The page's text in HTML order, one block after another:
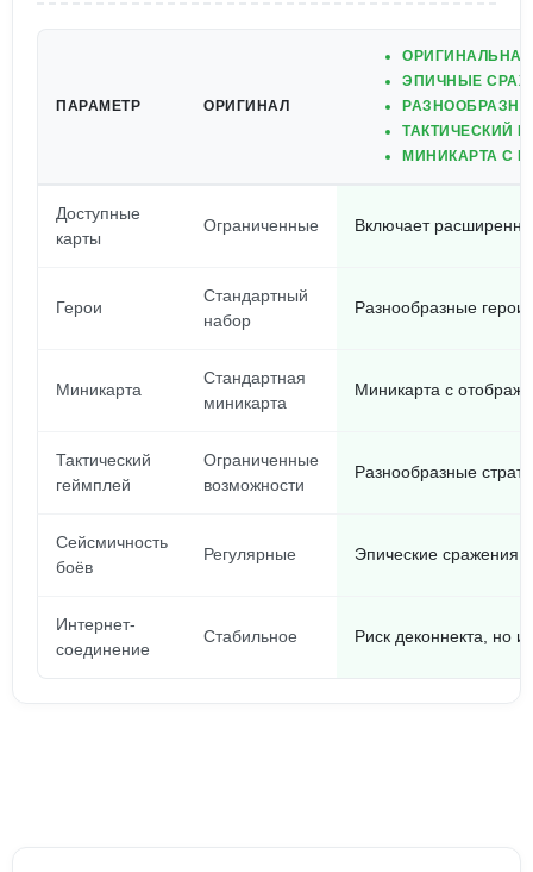
ПАРАМЕТР ОРИГИНАЛ
ЭПИЧНЫЕ
ТАКТИЧЕСКИЙ
МИНИКАРТА С
Доступные
карты
Ограниченные Включает
Герои
Стандартный
набор
Разнообразные
Миникарта
Стандартная
миникарта
Миникарта с
Тактический
геймплей
Ограниченные
возможности
Разнообразные
Сейсмичность
боёв
Регулярные Эпические сражения
Интернет-
соединение
Стабильное Риск деконнекта, но